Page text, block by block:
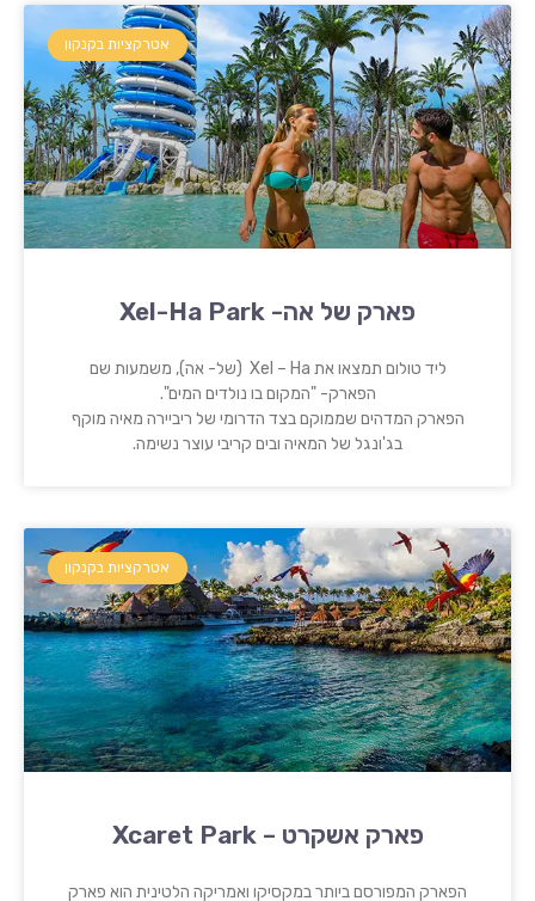
אטרקציות בקנקון
פארק של אה- Xel-Ha Park
ליד טולום תמצאו את Xel – Ha (של- אה), משמעות שם
הפארק- "המקום בו נולדים המים".
הפארק המדהים שממוקם בצד הדרומי של ריביירה מאיה מוקף
בג'ונגל של המאיה ובים קריבי עוצר נשימה.
אטרקציות בקנקון
פארק אשקרט – Xcaret Park
הפארק המפורסם ביותר במקסיקו ואמריקה הלטינית הוא פארק